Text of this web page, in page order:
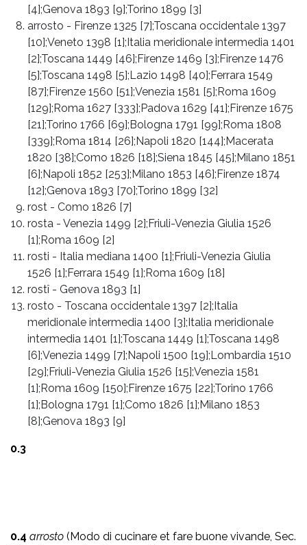
[4];Genova 1893 [9];Torino 1899 [3]
arrosto - Firenze 1325 [7];Toscana occidentale 1397
[10];Veneto 1398 [1];Italia meridionale intermedia 1401
[2];Toscana 1449 [46];Firenze 1469 [3];Firenze 1476
[5];Toscana 1498 [5];Lazio 1498 [40];Ferrara 1549
[87];Firenze 1560 [51];Venezia 1581 [5];Roma 1609
[129];Roma 1627 [333];Padova 1629 [41];Firenze 1675
[21];Torino 1766 [69];Bologna 1791 [99];Roma 1808
[339];Roma 1814 [26];Napoli 1820 [144];Macerata
1820 [38];Como 1826 [18];Siena 1845 [45];Milano 1851
[6];Napoli 1852 [253];Milano 1853 [46];Firenze 1874
[12];Genova 1893 [70];Torino 1899 [32]
rost - Como 1826 [7]
rosta - Venezia 1499 [2];Friuli-Venezia Giulia 1526
[1];Roma 1609 [2]
rosti - Italia mediana 1400 [1];Friuli-Venezia Giulia
1526 [1];Ferrara 1549 [1];Roma 1609 [18]
rostî - Genova 1893 [1]
rosto - Toscana occidentale 1397 [2];Italia
meridionale intermedia 1400 [3];Italia meridionale
intermedia 1401 [1];Toscana 1449 [1];Toscana 1498
[6];Venezia 1499 [7];Napoli 1500 [19];Lombardia 1510
[29];Friuli-Venezia Giulia 1526 [15];Venezia 1581
[1];Roma 1609 [150];Firenze 1675 [22];Torino 1766
[1];Bologna 1791 [1];Como 1826 [1];Milano 1853
[8];Genova 1893 [9]
0.3
0.4 arrosto (Modo di cucinare et fare buone vivande, Sec.